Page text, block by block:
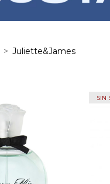
> Juliette&James
SIN